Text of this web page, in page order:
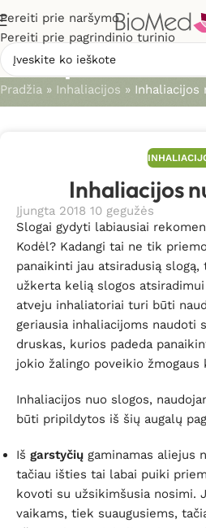
Pereiti prie naršymo
Pereiti prie pagrindinio turinio
Straipsniai
Pradžia » Inhaliacijos » Inhaliacijos
Inhaliacijos
Įjungta 2018 10 gegužės
Slogai gydyti labiausiai
Kodėl? Kadangi tai ne tik
panaikinti jau atsiradusią
užkerta kelią slogos
atveju inhaliatoriai turi būti
geriausia inhaliacijoms naudoti
druskas, kurios padeda
jokio žalingo poveikio žmogaus
Inhaliacijos nuo slogos,
būti pripildytos iš šių augalų
Iš garstyčių gaminamas aliejus
tačiau išties tai labai puiki
kovoti su užsikimšusia nosimi.
vaikams, tiek suaugusiems,